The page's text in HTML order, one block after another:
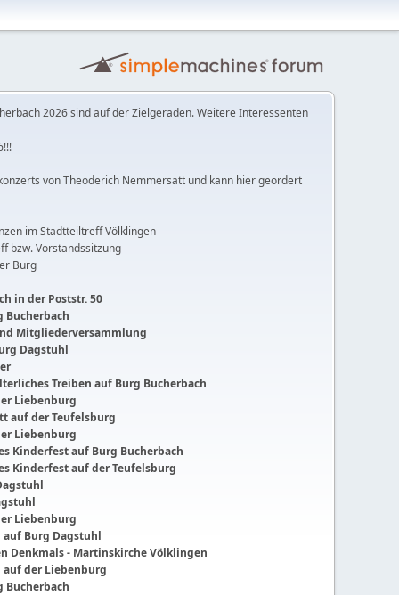
2026 sind auf der Zielgeraden. Weitere Interessenten
von Theoderich Nemmersatt und kann hier geordert
im Stadtteiltreff Völklingen
bzw. Vorstandssitzung
Burg
in der Poststr. 50
Bucherbach
Mitgliederversammlung
Dagstuhl
Treiben auf Burg Bucherbach
Liebenburg
auf der Teufelsburg
Liebenburg
Kinderfest auf Burg Bucherbach
Kinderfest auf der Teufelsburg
Liebenburg
Burg Dagstuhl
Denkmals - Martinskirche Völklingen
auf der Liebenburg
Bucherbach